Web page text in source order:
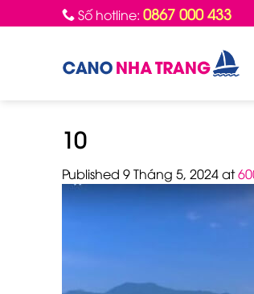
to
Số hotline: 0867 000 433
10
Published 9 Tháng 5, 2024at